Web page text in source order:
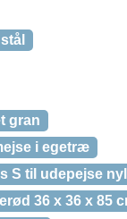
gran
i egetræ
S til udepejse
36 x 36 x 85